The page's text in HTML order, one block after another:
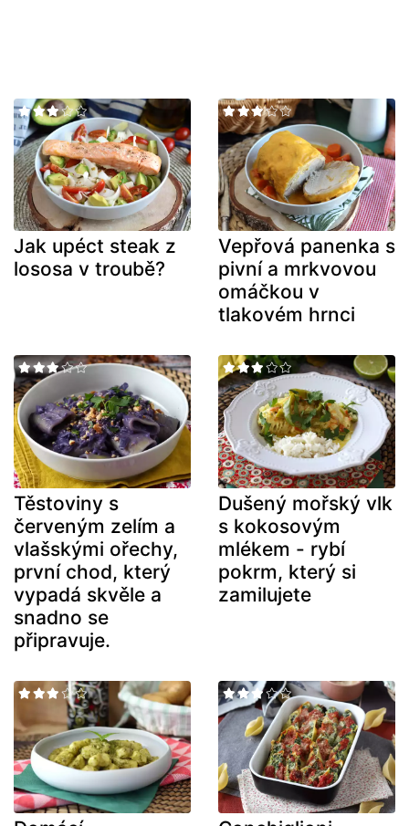
Jak upéct steak z
lososa v troubě?
Vepřová panenka s
pivní a mrkvovou
omáčkou v
tlakovém hrnci
Těstoviny s
červeným zelím a
vlašskými ořechy,
první chod, který
vypadá skvěle a
snadno se
připravuje.
Dušený mořský vlk
s kokosovým
mlékem - rybí
pokrm, který si
zamilujete